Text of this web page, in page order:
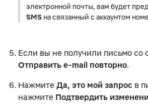
электронной почты, вам будет
SMS на связанный с аккаунтом
Если вы не получили письмо
Отправить e-mail повторно.
Нажмите Да, это мой запрос в
нажмите Подтвердить